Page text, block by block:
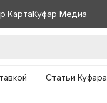
КартаКуфар Медиа
Статьи Куфара